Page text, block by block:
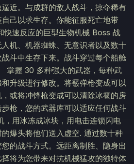
近。与成群的敌人战斗，掠夺稀有
己以求生存。你能征服死亡地带
快速反应的巨型生物机械 Boss 战
机、机器蜘蛛、无意识者以及数十
斗中生存下来。战斗穿过每个船舱
掌握 30 多种强大的武器，每种武
升级进行修改。将霰弹枪变成可以
或将冲锋枪变成可以清除冰雹的房
枪，您的武器库可以适应任何战斗
，用冰冻成冰块，用电击连锁闪电
爆头将他们送入虚空. 通过数十种
的战斗方式。远距离制胜、隐身出
将为您带来对抗机械猛攻的独特体